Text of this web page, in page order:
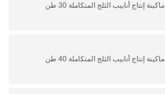
ماكينة إنتاج أنابيب الثلج المتكاملة 30 طن
ماكينة إنتاج أنابيب الثلج المتكاملة 40 طن